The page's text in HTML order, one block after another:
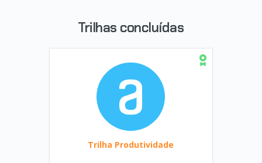
Trilhas concluídas
Trilha Produtividade